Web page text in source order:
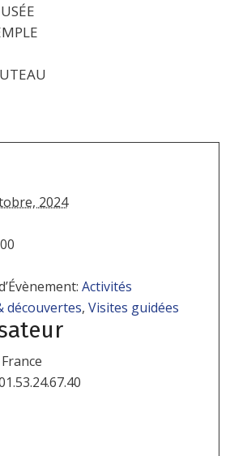
2024
Activités
découvertes, Visites guidées